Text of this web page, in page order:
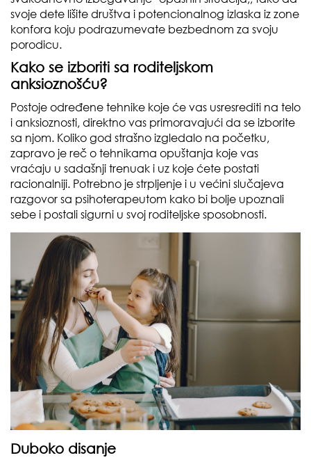
svoje dete lišite društva i potencionalnog izlaska iz zone
konfora koju podrazumevate bezbednom za svoju
porodicu.
Kako se izboriti sa roditeljskom
anksioznošću?
Postoje određene tehnike koje će vas usresrediti na telo
i anksioznosti, direktno vas primoravajući da se izborite
sa njom. Koliko god strašno izgledalo na početku,
zapravo je reč o tehnikama opuštanja koje vas
vraćaju u sadašnji trenuak i uz koje ćete postati
racionalniji. Potrebno je strpljenje i u većini slučajeva
razgovor sa psihoterapeutom kako bi bolje upoznali
sebe i postali sigurni u svoj roditeljske sposobnosti.
Duboko disanje